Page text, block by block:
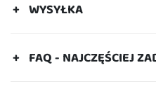
WYSYŁKA
FAQ - NAJCZĘŚCIEJ